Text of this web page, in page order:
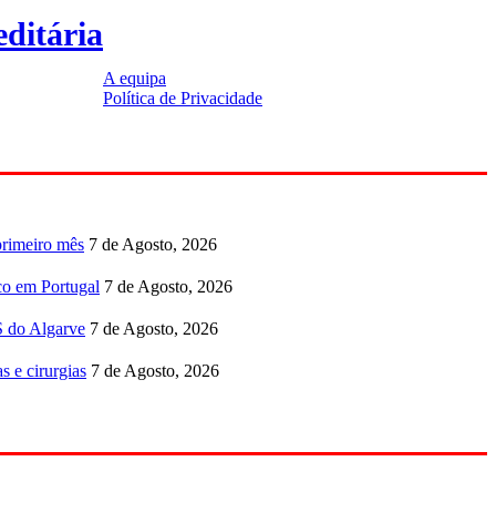
mês 7 de Agosto, 2026
em Portugal 7 de Agosto, 2026
do Algarve 7 de Agosto, 2026
e cirurgias 7 de Agosto, 2026
A equipa
Política de Privacidade